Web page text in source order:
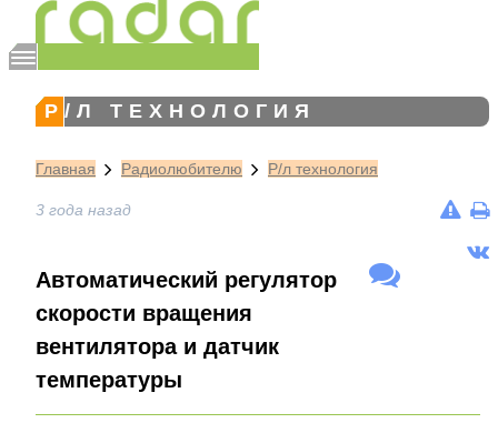
Р/Л ТЕХНОЛОГИЯ
Главная Радиолюбителю Р/л технология
3 года назад
Автоматический регулятор
скорости вращения
вентилятора и датчик
температуры